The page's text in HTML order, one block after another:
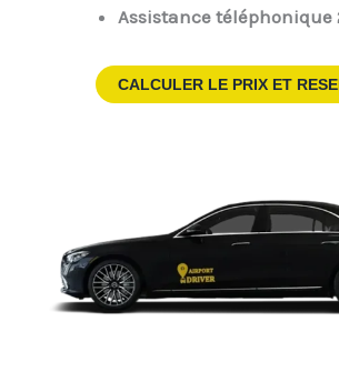
Assistance téléphonique
CALCULER LE PRIX ET